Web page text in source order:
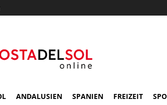
ANDALUSIEN SPANIEN FREIZEIT